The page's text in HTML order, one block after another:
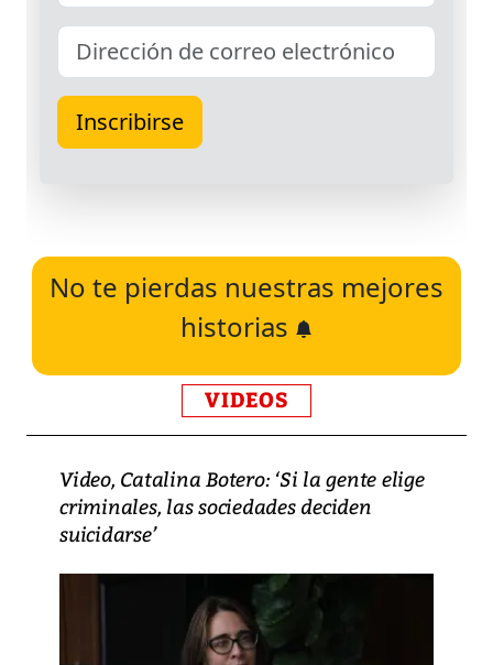
No te pierdas nuestras mejores
historias
VIDEOS
Video, Catalina Botero: ‘Si la gente elige
criminales, las sociedades deciden
suicidarse’